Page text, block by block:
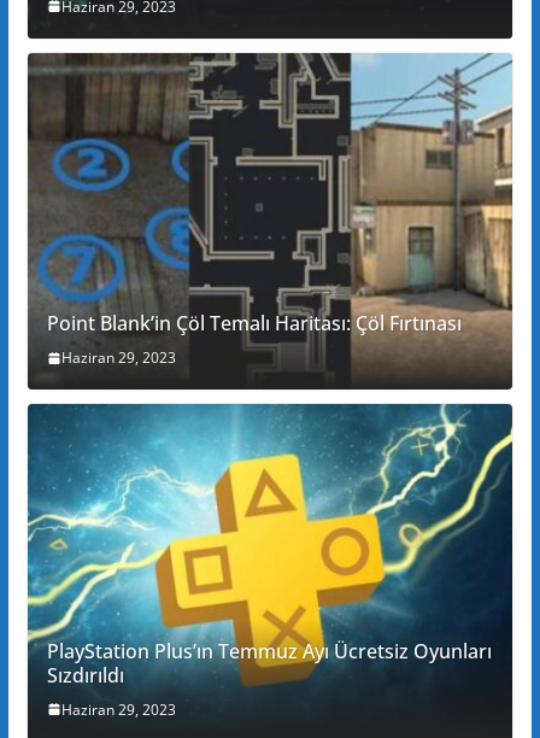
Haziran 29, 2023
Point Blank’in Çöl Temalı Haritası: Çöl Fırtınası
Haziran 29, 2023
PlayStation Plus’ın Temmuz Ayı Ücretsiz Oyunları
Sızdırıldı
Haziran 29, 2023